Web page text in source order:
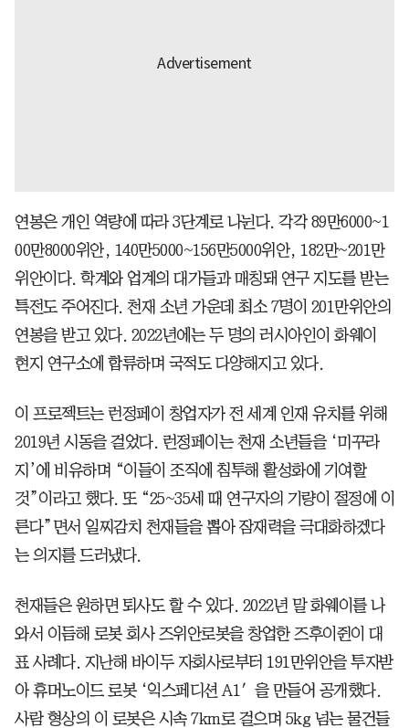
연봉은 개인 역량에 따라 3단계로 나뉜다. 각각 89만6000~1
00만8000위안, 140만5000~156만5000위안, 182만~201만
위안이다. 학계와 업계의 대가들과 매칭돼 연구 지도를 받는
특전도 주어진다. 천재 소년 가운데 최소 7명이 201만위안의
연봉을 받고 있다. 2022년에는 두 명의 러시아인이 화웨이
현지 연구소에 합류하며 국적도 다양해지고 있다.
이 프로젝트는 런정페이 창업자가 전 세계 인재 유치를 위해
2019년 시동을 걸었다. 런정페이는 천재 소년들을 ‘미꾸라
지’에 비유하며 “이들이 조직에 침투해 활성화에 기여할
것”이라고 했다. 또 “25~35세 때 연구자의 기량이 절정에 이
른다”면서 일찌감치 천재들을 뽑아 잠재력을 극대화하겠다
는 의지를 드러냈다.
천재들은 원하면 퇴사도 할 수 있다. 2022년 말 화웨이를 나
와서 이듬해 로봇 회사 즈위안로봇을 창업한 즈후이쥔이 대
표 사례다. 지난해 바이두 자회사로부터 191만위안을 투자받
아 휴머노이드 로봇 ‘익스페디션 A1′을 만들어 공개했다.
사람 형상의 이 로봇은 시속 7km로 걸으며 5kg 넘는 물건들